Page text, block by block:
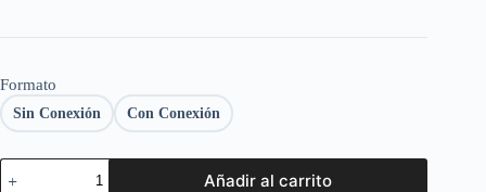
Formato
Sin Conexión Con Conexión
Añadir al carrito